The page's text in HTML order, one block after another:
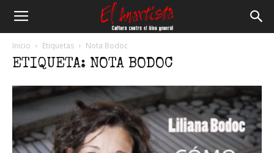
Inicio Etiquetas Nota Bodoc
ETIQUETA: NOTA BODOC